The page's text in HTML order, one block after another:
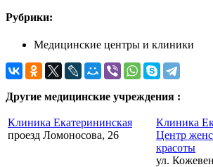
Рубрики:
Медицинские центры и клиники
Другие медицинские учреждения :
Клиника Екатерининская
проезд Ломоносова, 26
Клиника
Центр
красоты
ул.